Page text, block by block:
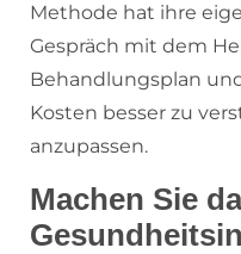
Methode hat ihre
Gespräch mit dem
Behandlungsplan
Kosten besser zu
anzupassen.
Machen Sie